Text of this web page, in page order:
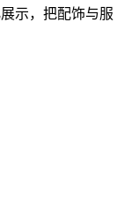
示，把配饰与服